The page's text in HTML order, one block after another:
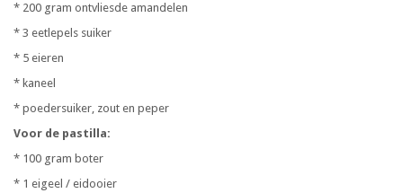
* 200 gram ontvliesde amandelen
* 3 eetlepels suiker
* 5 eieren
* kaneel
* poedersuiker, zout en peper
Voor de pastilla:
* 100 gram boter
* 1 eigeel / eidooier